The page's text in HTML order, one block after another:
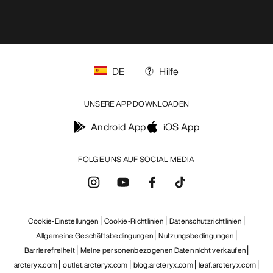
FOLGE UNS AUF SOCIAL MEDIA
DE Hilfe
UNSERE APP DOWNLOADEN
Android App iOS App
Cookie-Einstellungen Cookie-Richtlinien Datenschutzrichtlinien
Allgemeine Geschäftsbedingungen Nutzungsbedingungen
Barrierefreiheit Meine personenbezogenen Daten nicht verkaufen
arcteryx.com outlet.arcteryx.com blog.arcteryx.com leaf.arcteryx.com